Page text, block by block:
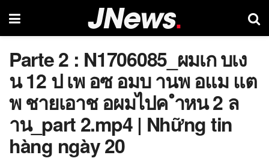
Parte 2 : N1706085_ผมเก บเง
น 12 ป เพ อซ อมบ านพ อแม แต
พ ชายเอาช อผมไปค ำหน 2 ล
าน_part 2.mp4 | Những tin
hàng ngày 20